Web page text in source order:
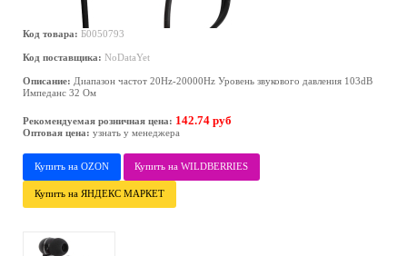
Код товара: Б0050793
Код поставщика: NoDataYet
Описание: Диапазон частот 20Hz-20000Hz Уровень звукового давления 103dB
Импеданс 32 Ом
Рекомендуемая розничная цена: 142.74 руб
Оптовая цена: узнать у менеджера
Купить на OZON Купить на WILDBERRIES
Купить на ЯНДЕКС МАРКЕТ